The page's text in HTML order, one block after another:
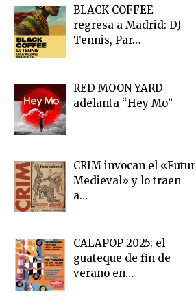
BLACK COFFEE
regresa a Madrid: DJ
Tennis, Par…
RED MOON YARD
adelanta “Hey Mo”
CRIM invocan el «Futur
Medieval» y lo traen
a…
CALAPOP 2025: el
guateque de fin de
verano en…